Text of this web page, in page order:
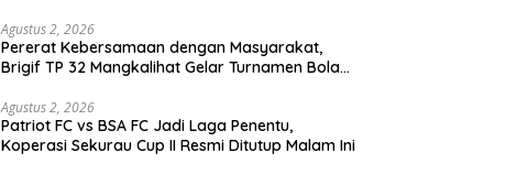
Agustus 2, 2026
Pererat Kebersamaan dengan Masyarakat,
Brigif TP 32 Mangkalihat Gelar Turnamen Bola
Agustus 2, 2026
Patriot FC vs BSA FC Jadi Laga Penentu,
Koperasi Sekurau Cup II Resmi Ditutup Malam Ini